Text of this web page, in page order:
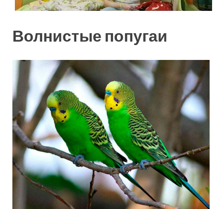
Волнистые попугаи